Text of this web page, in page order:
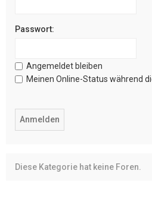
Passwort:
Angemeldet bleiben
Meinen Online-Status während
Diese Kategorie hat keine Foren.